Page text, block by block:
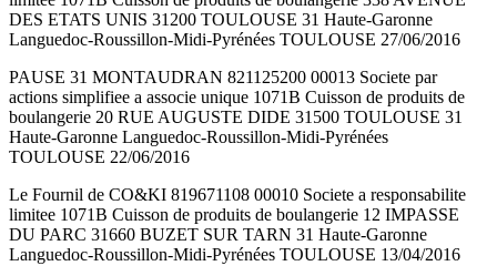
DES ETATS UNIS 31200 TOULOUSE 31 Haute-Garonne
Languedoc-Roussillon-Midi-Pyrénées TOULOUSE 27/06/2016
PAUSE 31 MONTAUDRAN 821125200 00013 Societe par
actions simplifiee a associe unique 1071B Cuisson de produits de
boulangerie 20 RUE AUGUSTE DIDE 31500 TOULOUSE 31
Haute-Garonne Languedoc-Roussillon-Midi-Pyrénées
TOULOUSE 22/06/2016
Le Fournil de CO&KI 819671108 00010 Societe a responsabilite
limitee 1071B Cuisson de produits de boulangerie 12 IMPASSE
DU PARC 31660 BUZET SUR TARN 31 Haute-Garonne
Languedoc-Roussillon-Midi-Pyrénées TOULOUSE 13/04/2016